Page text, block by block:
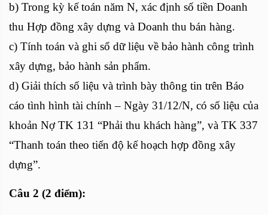
b) Trong kỳ kế toán năm N, xác định số tiền Doanh
thu Hợp đồng xây dựng và Doanh thu bán hàng.
c) Tính toán và ghi sổ dữ liệu về bảo hành công trình
xây dựng, bảo hành sản phẩm.
d) Giải thích số liệu và trình bày thông tin trên Báo
cáo tình hình tài chính – Ngày 31/12/N, có số liệu của
khoản Nợ TK 131 “Phải thu khách hàng”, và TK 337
“Thanh toán theo tiến độ kế hoạch hợp đồng xây
dựng”.
Câu 2 (2 điểm):